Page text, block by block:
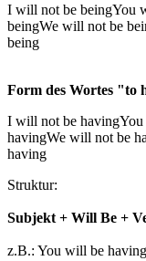
I will not be beingYou
beingWe will not be
being
Form des Wortes "to
I will not be having
havingWe will not be
having
Struktur:
Subjekt + Will Be +
z.B.: You will be